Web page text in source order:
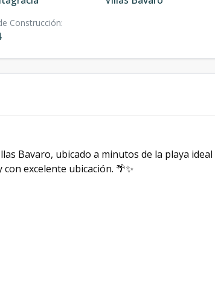
Construcción:
Bavaro, ubicado a minutos de la playa ideal
excelente ubicación. 🌴✨